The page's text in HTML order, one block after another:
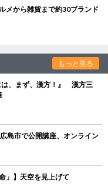
メから雑貨まで約30ブランド
もっと見る
は、まず、漢方！』 漢方三
島市で公開講座、オンライン
」】天空を見上げて